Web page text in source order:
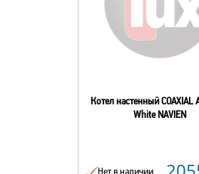
Котел настенный COAXIAL
White NAVIEN